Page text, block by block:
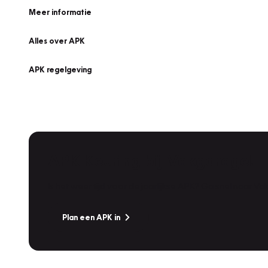
Meer informatie
Alles over APK
APK regelgeving
Plan een APK in